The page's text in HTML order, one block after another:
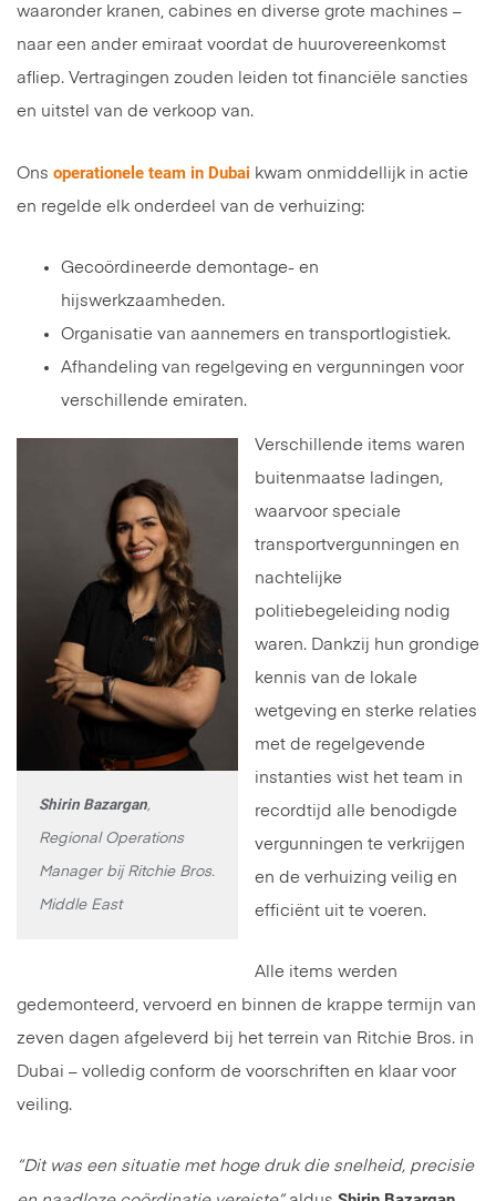
waaronder kranen, cabines en diverse grote machines –
naar een ander emiraat voordat de huurovereenkomst
afliep. Vertragingen zouden leiden tot financiële sancties
en uitstel van de verkoop van.
Ons operationele team in Dubai kwam onmiddellijk in actie
en regelde elk onderdeel van de verhuizing:
Gecoördineerde demontage- en
hijswerkzaamheden.
Organisatie van aannemers en transportlogistiek.
Afhandeling van regelgeving en vergunningen voor
verschillende emiraten.
Shirin Bazargan,
Regional Operations
Manager bij Ritchie Bros.
Middle East
Verschillende items waren
buitenmaatse ladingen,
waarvoor speciale
transportvergunningen en
nachtelijke
politiebegeleiding nodig
waren. Dankzij hun grondige
kennis van de lokale
wetgeving en sterke relaties
met de regelgevende
instanties wist het team in
recordtijd alle benodigde
vergunningen te verkrijgen
en de verhuizing veilig en
efficiënt uit te voeren.
Alle items werden
gedemonteerd, vervoerd en binnen de krappe termijn van
zeven dagen afgeleverd bij het terrein van Ritchie Bros. in
Dubai – volledig conform de voorschriften en klaar voor
veiling.
“Dit was een situatie met hoge druk die snelheid, precisie